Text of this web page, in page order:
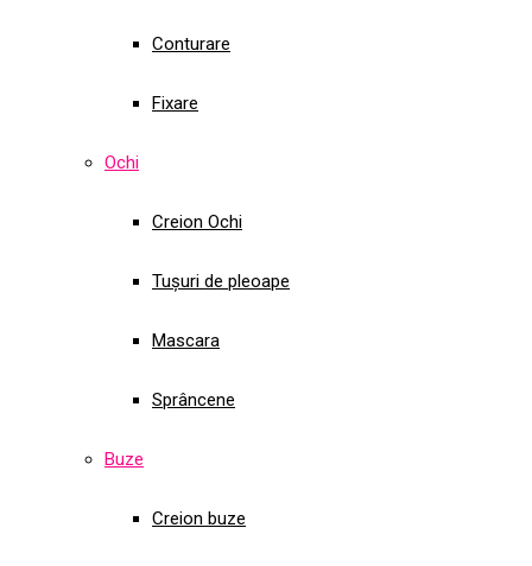
Conturare
Fixare
Ochi
Creion Ochi
Tușuri de pleoape
Mascara
Sprâncene
Buze
Creion buze